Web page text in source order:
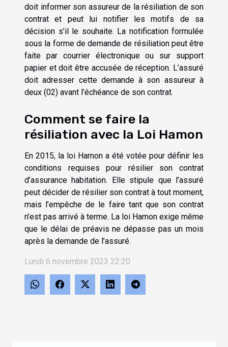
doit informer son assureur de la résiliation de son
contrat et peut lui notifier les motifs de sa
décision s’il le souhaite. La notification formulée
sous la forme de demande de résiliation peut être
faite par courrier électronique ou sur support
papier et doit être accusée de réception. L’assuré
doit adresser cette demande à son assureur à
deux (02) avant l’échéance de son contrat.
Comment se faire la
résiliation avec la Loi Hamon
En 2015, la loi Hamon a été votée pour définir les
conditions requises pour résilier son contrat
d’assurance habitation. Elle stipule que l’assuré
peut décider de résilier son contrat à tout moment,
mais l’empêche de le faire tant que son contrat
n’est pas arrivé à terme. La loi Hamon exige même
que le délai de préavis ne dépasse pas un mois
après la demande de l’assuré.
Lundi 6 novembre 2023 22:20